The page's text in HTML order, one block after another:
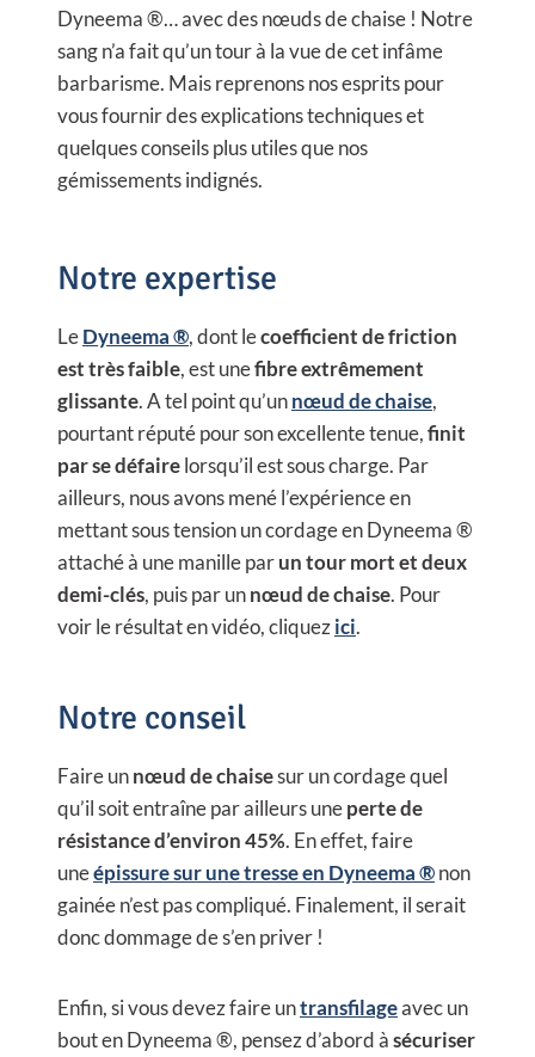
Dyneema ®… avec des nœuds de chaise ! Notre
sang n’a fait qu’un tour à la vue de cet infâme
barbarisme. Mais reprenons nos esprits pour
vous fournir des explications techniques et
quelques conseils plus utiles que nos
gémissements indignés.
Notre expertise
LeDyneema ®, dont lecoefficient de friction
est très faible, est unefibre extrêmement
glissante. A tel point qu’unnœud de chaise,
pourtant réputé pour son excellente tenue,finit
par se défairelorsqu’il est sous charge. Par
ailleurs, nous avons mené l’expérience en
mettant sous tension un cordage en Dyneema ®
attaché à une manille parun tour mort et deux
demi-clés, puis par unnœud de chaise. Pour
voir le résultat en vidéo, cliquezici.
Notre conseil
Faire unnœud de chaisesur un cordage quel
qu’il soit entraîne par ailleurs uneperte de
résistance d’environ 45%. En effet, faire
uneépissure sur une tresse en Dyneema ®non
gainée n’est pas compliqué. Finalement, il serait
donc dommage de s’en priver !
Enfin, si vous devez faire untransfilageavec un
bout en Dyneema ®, pensez d’abord àsécuriser